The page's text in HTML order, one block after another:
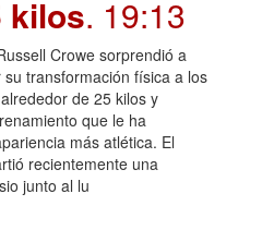
kilos. 19:13
Crowe sorprendió a
transformación física a los
de 25 kilos y
que le ha
más atlética. El
recientemente una
junto al lu